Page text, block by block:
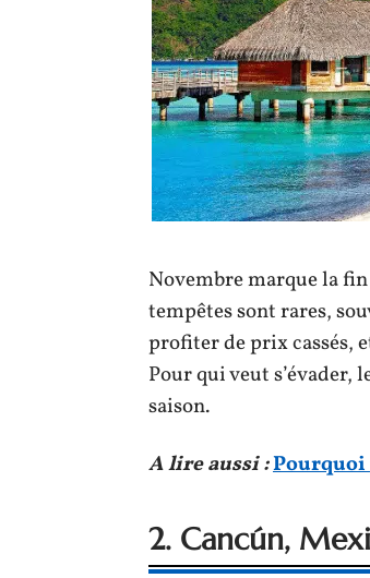
Novembre marque la
tempêtes sont rares,
profiter de prix cassés,
Pour qui veut s’évader,
saison.
A lire aussi :
2. Cancún,